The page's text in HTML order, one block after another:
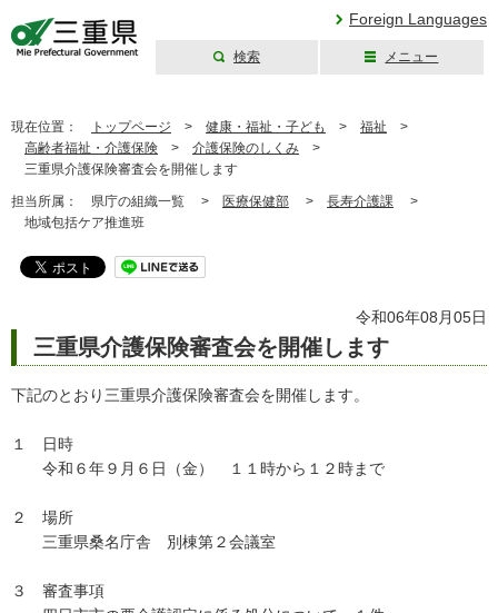
Foreign Languages
検索 メニュー
現在位置： トップページ > 健康・福祉・子ども > 福祉 >
高齢者福祉・介護保険 > 介護保険のしくみ >
三重県介護保険審査会を開催します
担当所属： 県庁の組織一覧 > 医療保健部 > 長寿介護課 >
地域包括ケア推進班
令和06年08月05日
三重県介護保険審査会を開催します
下記のとおり三重県介護保険審査会を開催します。
１ 日時
令和６年９月６日（金） １１時から１２時まで
２ 場所
三重県桑名庁舎 別棟第２会議室
３ 審査事項